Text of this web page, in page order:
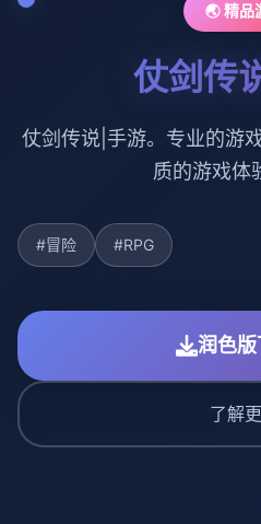
🌏 精品
仗剑传
仗剑传说|手游。专业的游
质的游戏体
#冒险 #RPG
润色
了解